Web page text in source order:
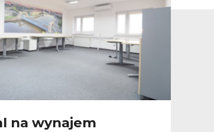
na wynajem